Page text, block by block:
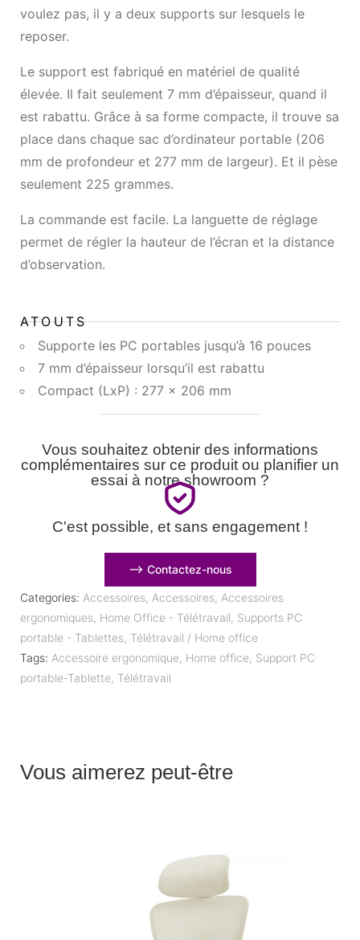
voulez pas, il y a deux supports sur lesquels le
reposer.
Le support est fabriqué en matériel de qualité
élevée. Il fait seulement 7 mm d’épaisseur, quand il
est rabattu. Grâce à sa forme compacte, il trouve sa
place dans chaque sac d’ordinateur portable (206
mm de profondeur et 277 mm de largeur). Et il pèse
seulement 225 grammes.
La commande est facile. La languette de réglage
permet de régler la hauteur de l’écran et la distance
d’observation.
ATOUTS
Supporte les PC portables jusqu’à 16 pouces
7 mm d’épaisseur lorsqu’il est rabattu
Compact (LxP) : 277 x 206 mm
Vous souhaitez obtenir des informations
complémentaires sur ce produit ou planifier un
essai à notre showroom ?
C'est possible, et sans engagement !
⟶ Contactez-nous
Categories: Accessoires, Accessoires, Accessoires
ergonomiques, Home Office - Télétravail, Supports PC
portable - Tablettes, Télétravail / Home office
Tags: Accessoire ergonomique, Home office, Support PC
portable-Tablette, Télétravail
Vous aimerez peut-être